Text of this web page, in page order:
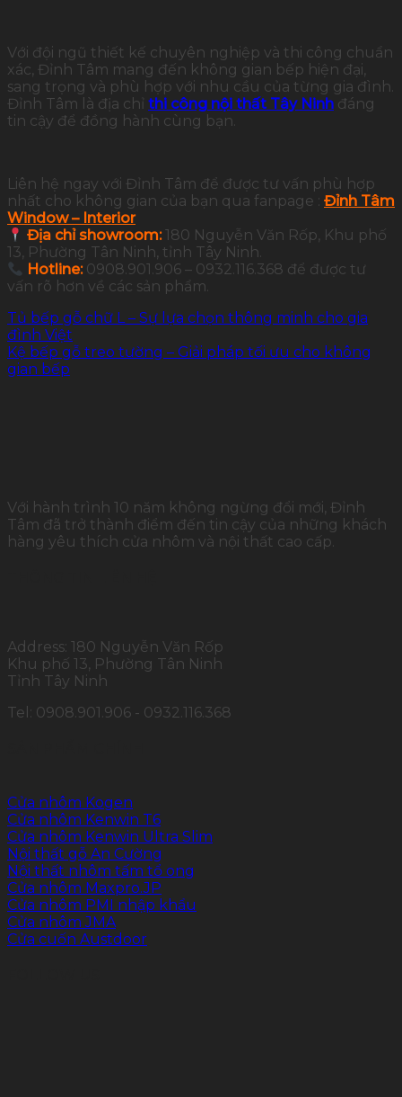
Với đội ngũ thiết kế chuyên nghiệp và thi công chuẩn
xác, Đỉnh Tâm mang đến không gian bếp hiện đại,
sang trọng và phù hợp với nhu cầu của từng gia đình.
Đỉnh Tâm là địa chỉ thi công nội thất Tây Ninh đáng
tin cậy để đồng hành cùng bạn.
Liên hệ ngay với Đỉnh Tâm để được tư vấn phù hợp
nhất cho không gian của bạn qua fanpage : Đỉnh Tâm
Window – Interior
Địa chỉ showroom:180 Nguyễn Văn Rốp, Khu phố
13, Phường Tân Ninh, tỉnh Tây Ninh.
Hotline: 0908.901.906 – 0932.116.368 để được tư
vấn rõ hơn về các sản phẩm.
Tủ bếp gỗ chữ L – Sự lựa chọn thông minh cho gia
đình Việt
Kệ bếp gỗ treo tường – Giải pháp tối ưu cho không
gian bếp
Với hành trình 10 năm không ngừng đổi mới, Đỉnh
Tâm đã trở thành điểm đến tin cậy của những khách
hàng yêu thích cửa nhôm và nội thất cao cấp.
Address: 180 Nguyễn Văn Rốp
Khu phố 13, Phường Tân Ninh
Tỉnh Tây Ninh
Tel: 0908.901.906 - 0932.116.368
Cửa nhôm Kogen
Cửa nhôm Kenwin T6
Cửa nhôm Kenwin Ultra Slim
Nội thất gỗ An Cường
Nội thất nhôm tấm tổ ong
Cửa nhôm Maxpro.JP
Cửa nhôm PMI nhập khẩu
Cửa nhôm JMA
Cửa cuốn Austdoor